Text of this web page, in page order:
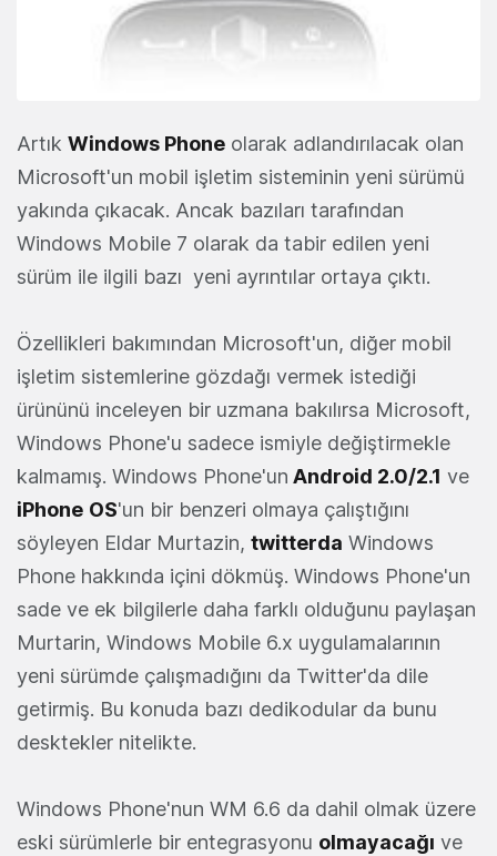
Artık Windows Phone olarak adlandırılacak olan
Microsoft'un mobil işletim sisteminin yeni sürümü
yakında çıkacak. Ancak bazıları tarafından
Windows Mobile 7 olarak da tabir edilen yeni
sürüm ile ilgili bazı yeni ayrıntılar ortaya çıktı.
Özellikleri bakımından Microsoft'un, diğer mobil
işletim sistemlerine gözdağı vermek istediği
ürününü inceleyen bir uzmana bakılırsa Microsoft,
Windows Phone'u sadece ismiyle değiştirmekle
kalmamış. Windows Phone'un Android 2.0/2.1 ve
iPhone OS'un bir benzeri olmaya çalıştığını
söyleyen Eldar Murtazin, twitterda Windows
Phone hakkında içini dökmüş. Windows Phone'un
sade ve ek bilgilerle daha farklı olduğunu paylaşan
Murtarin, Windows Mobile 6.x uygulamalarının
yeni sürümde çalışmadığını da Twitter'da dile
getirmiş. Bu konuda bazı dedikodular da bunu
desktekler nitelikte.
Windows Phone'nun WM 6.6 da dahil olmak üzere
eski sürümlerle bir entegrasyonu olmayacağı ve